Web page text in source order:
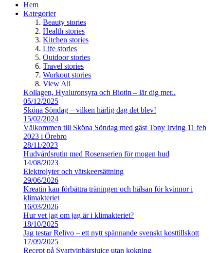
Hem
Kategorier
Beauty stories
Health stories
Kitchen stories
Life stories
Outdoor stories
Travel stories
Workout stories
View All
Kollagen, Hyaluronsyra och Biotin – lär dig mer..
05/12/2025
Sköna Söndag – vilken härlig dag det blev!
15/02/2024
Välkommen till Sköna Söndag med gäst Tony Irving 11 feb
2023 i Örebro
28/11/2023
Hudvårdsrutin med Rosenserien för mogen hud
14/08/2023
Elektrolyter och vätskeersättning
29/06/2026
Kreatin kan förbättra träningen och hälsan för kvinnor i
klimakteriet
16/03/2026
Hur vet jag om jag är i klimakteriet?
18/10/2025
Jag testar Relivo – ett nytt spännande svenskt kosttillskott
17/09/2025
Recept på Svartvinbärsjuice utan kokning